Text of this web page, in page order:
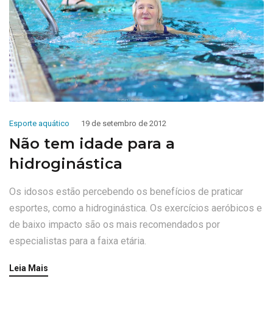
Esporte aquático 19 de setembro de 2012
Não tem idade para a
hidroginástica
Os idosos estão percebendo os benefícios de praticar
esportes, como a hidroginástica. Os exercícios aeróbicos e
de baixo impacto são os mais recomendados por
especialistas para a faixa etária.
Leia Mais